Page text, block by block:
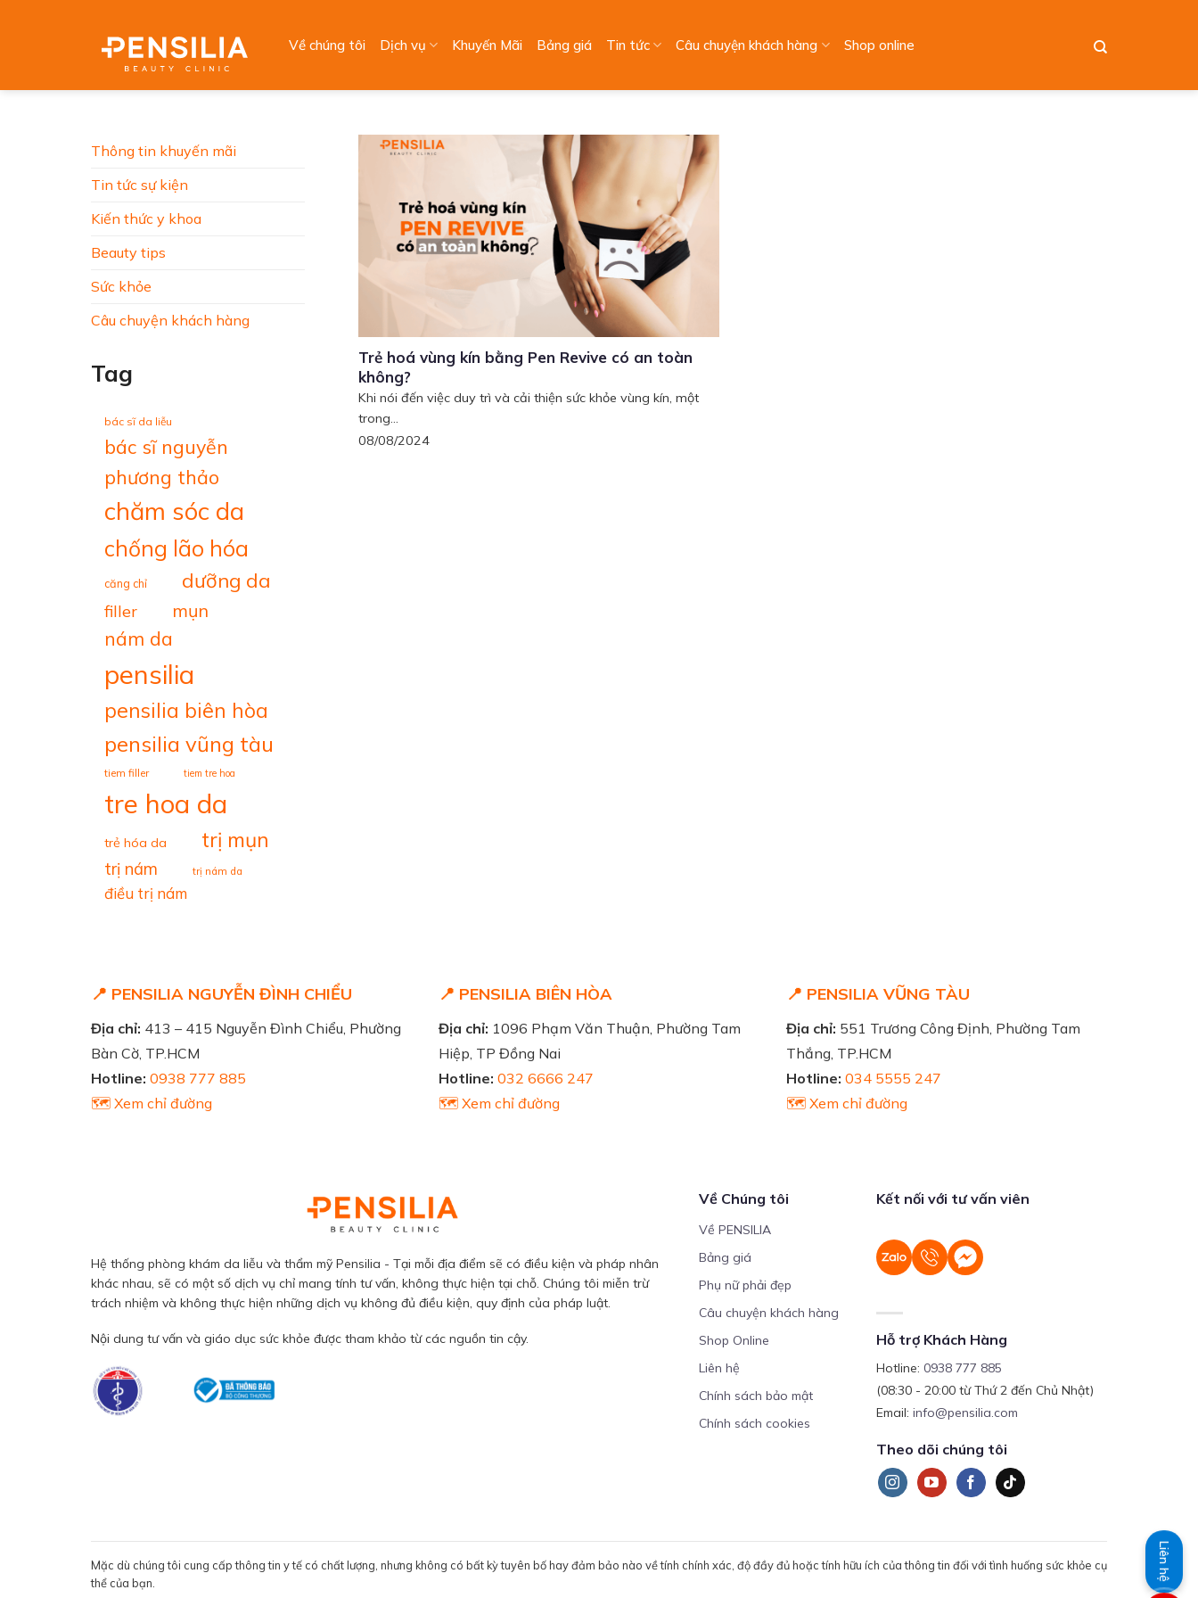
Về chúng tôi Dịch vụ Khuyến Mãi Bảng giá Tin tức Câu chuyện khách hàng Shop online
Thông tin khuyến mãi
Tin tức sự kiện
Kiến thức y khoa
Beauty tips
Sức khỏe
Câu chuyện khách hàng
Tag
bác sĩ da liễu
bác sĩ nguyễn
phương thảo
chăm sóc da
chống lão hóa
căng chỉ dưỡng da
filler mụn
nám da
pensilia
pensilia biên hòa
pensilia vũng tàu
tiem filler tiem tre hoa
tre hoa da
trẻ hóa da trị mụn
trị nám trị nám da
điều trị nám
Trẻ hoá vùng kín bằng Pen Revive có an toàn
không?
Khi nói đến việc duy trì và cải thiện sức khỏe vùng kín, một
trong...
08/08/2024
📍 PENSILIA NGUYỄN ĐÌNH CHIỂU
Địa chỉ: 413 – 415 Nguyễn Đình Chiểu, Phường
Bàn Cờ, TP.HCM
Hotline: 0938 777 885
🗺️ Xem chỉ đường
📍 PENSILIA BIÊN HÒA
Địa chỉ: 1096 Phạm Văn Thuận, Phường Tam
Hiệp, TP Đồng Nai
Hotline: 032 6666 247
🗺️ Xem chỉ đường
📍 PENSILIA VŨNG TÀU
Địa chỉ: 551 Trương Công Định, Phường Tam
Thắng, TP.HCM
Hotline: 034 5555 247
🗺️ Xem chỉ đường
Hệ thống phòng khám da liễu và thẩm mỹ Pensilia - Tại mỗi địa điểm sẽ có điều kiện và pháp nhân
khác nhau, sẽ có một số dịch vụ chỉ mang tính tư vấn, không thực hiện tại chỗ. Chúng tôi miễn trừ
trách nhiệm và không thực hiện những dịch vụ không đủ điều kiện, quy định của pháp luật.
Nội dung tư vấn và giáo dục sức khỏe được tham khảo từ các nguồn tin cậy.
Về Chúng tôi
Về PENSILIA
Bảng giá
Phụ nữ phải đẹp
Câu chuyện khách hàng
Shop Online
Liên hệ
Chính sách bảo mật
Chính sách cookies
Kết nối với tư vấn viên
Hỗ trợ Khách Hàng
Hotline:0938 777 885
(08:30 - 20:00 từ Thứ 2 đến Chủ Nhật)
Email:info@pensilia.com
Theo dõi chúng tôi
Mặc dù chúng tôi cung cấp thông tin y tế có chất lượng, nhưng không có bất kỳ tuyên bố hay đảm bảo nào về tính chính xác, độ đầy đủ hoặc tính hữu ích của thông tin đối với tình huống sức khỏe cụ
thể của bạn.
Liên hệ